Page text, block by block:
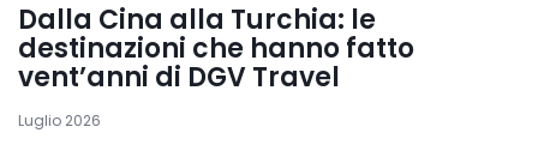
Dalla Cina alla Turchia: le
destinazioni che hanno fatto
vent’anni di DGV Travel
Luglio 2026